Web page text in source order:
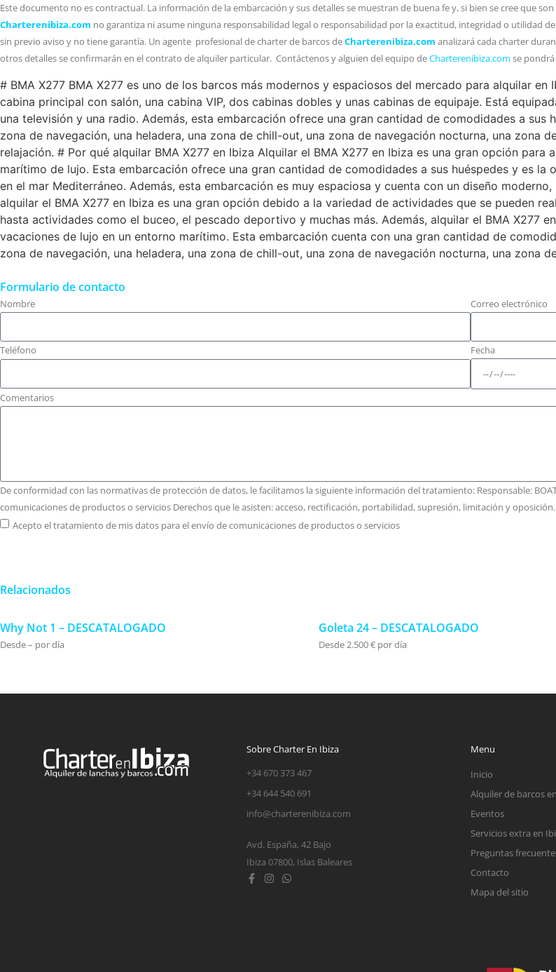
Este documento no es contractual. La información de la embarcación y sus detalles se muestran de buena fe y, si bien se cree que
Charterenibiza.com no garantiza ni asume ninguna responsabilidad legal o responsabilidad por la exactitud, integridad o utilidad
sin previo aviso y no tiene garantía. Un agente profesional de charter de barcos deCharterenibiza.com analizará cada charter
otros detalles se confirmarán en el contrato de alquiler particular. Contáctenos y alguien del equipo deCharterenibiza.com se
# BMA X277 BMA X277 es uno de los barcos más modernos y espaciosos del mercado para alquilar
cabina principal con salón, una cabina VIP, dos cabinas dobles y unas cabinas de equipaje. Está
una televisión y una radio. Además, esta embarcación ofrece una gran cantidad de comodidades a
zona de navegación, una heladera, una zona de chill-out, una zona de navegación nocturna, una zona
relajación. # Por qué alquilar BMA X277 en Ibiza Alquilar el BMA X277 en Ibiza es una gran opción
marítimo de lujo. Esta embarcación ofrece una gran cantidad de comodidades a sus huéspedes y es
en el mar Mediterráneo. Además, esta embarcación es muy espaciosa y cuenta con un diseño
alquilar el BMA X277 en Ibiza es una gran opción debido a la variedad de actividades que se pueden
hasta actividades como el buceo, el pescado deportivo y muchas más. Además, alquilar el BMA X277
vacaciones de lujo en un entorno marítimo. Esta embarcación cuenta con una gran cantidad de
zona de navegación, una heladera, una zona de chill-out, una zona de navegación nocturna, una zona
Formulario de contacto
Nombre Correo electrónico
Teléfono Fecha
Comentarios
De conformidad con las normativas de protección de datos, le facilitamos la siguiente información del tratamiento: Responsable:
comunicaciones de productos o servicios Derechos que le asisten: acceso, rectificación, portabilidad, supresión, limitación y
Acepto el tratamiento de mis datos para el envío de comunicaciones de productos o servicios
Relacionados
Why Not 1 – DESCATALOGADO
Desde – por día
Goleta 24 – DESCATALOGADO
Desde 2.500 € por día
Sobre Charter En Ibiza
+34 670 373 467
+34 644 540 691
info@charterenibiza.com
Avd. España, 42 Bajo
Ibiza 07800, Islas Baleares
Menu
Inicio
Alquiler de barcos
Eventos
Servicios extra en
Preguntas
Contacto
Mapa del sitio